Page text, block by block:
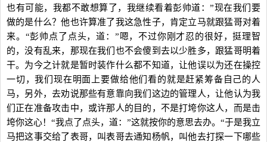
也有可能，我都不敢想算了，我继续看着彭帅道：”现在我们要
做的是什么？他也许算准了我这急性子，肯定立马就跟猛哥对着
来。“彭帅点了点头，道：”嗯，不过你刚才忍的很好，挺理智
的，没有乱来，那现在我们也不会傻到去以少胜多，跟猛哥明着
干。为今之计就是暂时装作什么都不知道，让他误以为还在操控
一切，我们现在明面上要做给他们看的就是赶紧筹备自己的人
马，另外，去劝说那些有意靠向我们这边的管理人，让他认为我
们正在准备攻击中，或许那人的目的，不是打垮你这人，而是击
垮你这心！“我点了点头，道：”这就按你的意思去办。“于是我立
马把这事交给了表哥，叫表哥去通知杨帆，叫他去打探一下哪些